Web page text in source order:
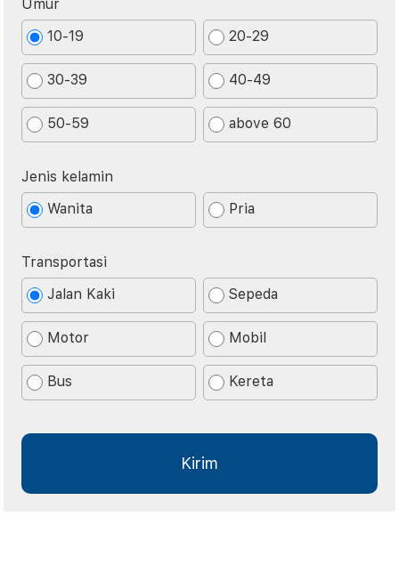
Umur
10-19
20-29
30-39 40-49
50-59 above 60
Jenis kelamin
Wanita
Pria
Transportasi
Jalan Kaki
Sepeda
Motor Mobil
Bus Kereta